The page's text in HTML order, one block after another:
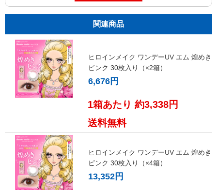
関連商品
ヒロインメイク ワンデーUV エム 煌めき
ピンク 30枚入り（×2箱）
6,676円
1箱あたり 約3,338円
送料無料
ヒロインメイク ワンデーUV エム 煌めき
ピンク 30枚入り（×4箱）
13,352円